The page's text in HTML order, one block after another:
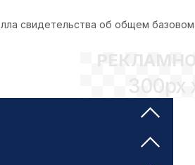
свидетельства об общем
300px